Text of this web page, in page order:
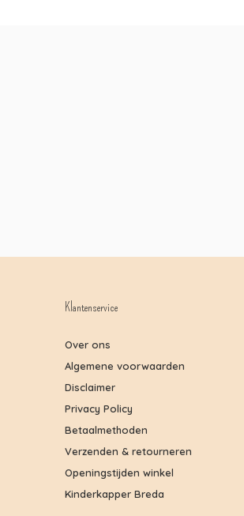
Klantenservice
Over ons
Algemene voorwaarden
Disclaimer
Privacy Policy
Betaalmethoden
Verzenden & retourneren
Openingstijden winkel
Kinderkapper Breda